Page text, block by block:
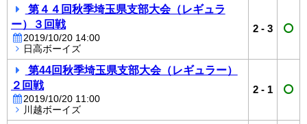
第４４回秋季埼玉県支部大会（レギュラ
ー）３回戦
2019/10/20 14:00
日高ボーイズ
2 - 3
第44回秋季埼玉県支部大会（レギュラー）
２回戦
2019/10/20 11:00
川越ボーイズ
2 - 1